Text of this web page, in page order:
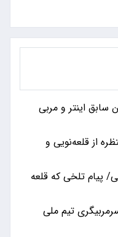
سابق اینتر و مربی
از قلعه‌نویی و
پیام تلخی که قلعه
تیم ملی